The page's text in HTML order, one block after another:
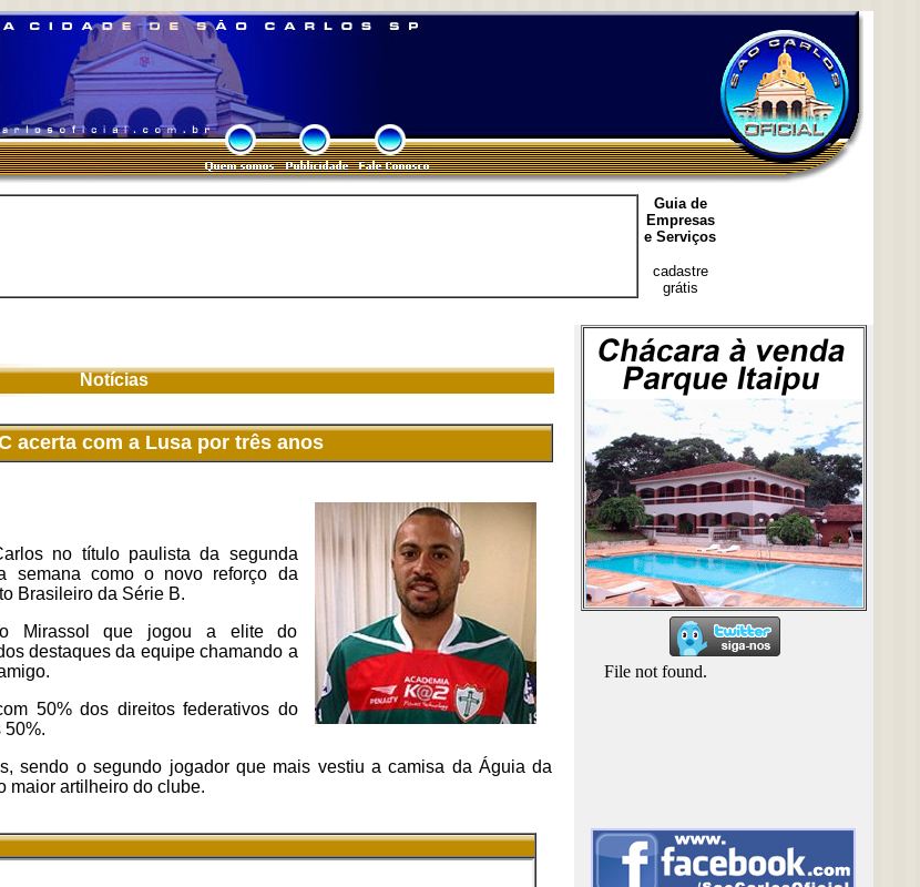
Guia de
Empresas
e Serviços
cadastre
grátis
Notícias
acerta com a Lusa por três anos
no título paulista da segunda
semana como o novo reforço da
Brasileiro da Série B.
Mirassol que jogou a elite do
destaques da equipe chamando a
50% dos direitos federativos do
50%.
sendo o segundo jogador que mais vestiu a camisa da Águia da
maior artilheiro do clube.